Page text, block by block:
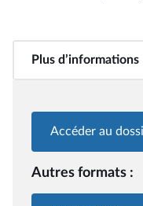
Plus d’informations
Accéder au
Autres formats :